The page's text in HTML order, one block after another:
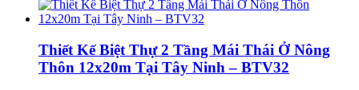
Thiết Kế Biệt Thự 2 Tầng Mái Thái Ở Nông
Thôn 12x20m Tại Tây Ninh – BTV32